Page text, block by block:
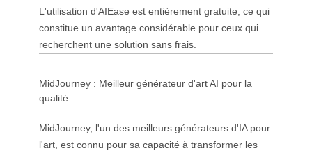
L'utilisation d'AIEase est entièrement gratuite, ce qui
constitue un avantage considérable pour ceux qui
recherchent une solution sans frais.
MidJourney : Meilleur générateur d'art AI pour la
qualité
MidJourney, l'un des meilleurs générateurs d'IA pour
l'art, est connu pour sa capacité à transformer les